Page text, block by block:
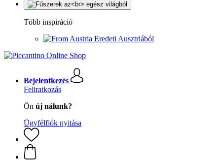
Több inspiráció
Eredeti Ausztriából
Bejelentkezés
Feliratkozás
Ön új nálunk?
Ügyfélfiók nyitása